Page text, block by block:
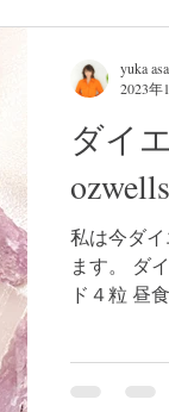
ダイ
ozwells
私は今ダ
ます。 ダ
ド４粒
yuka
2023年